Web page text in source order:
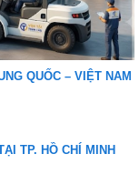
QUỐC – VIỆT NAM
TP. HỒ CHÍ MINH